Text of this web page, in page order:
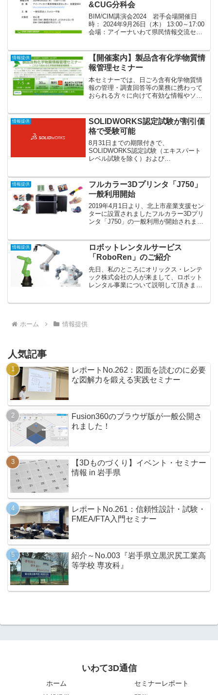
&CUG分科会
BIM/CIM講演会2024 岩手会場開催日
時： 2024年9月26日（木） 13:00～17:00
会場：アイーナいわて県民情報交流セン
があるが、よく...
情報提供
【開催案内】製品含有化学物質情
報管理セミナー
本セミナーでは、日ごろ含有化学物質情
報の管理・調査回答等の業務に携わって
おられる方々に向けて有効な情報やソリ
し、海外の投資家による環境経営への注
目度も高まってきています。...
情報提供
SOLIDWORKS認定試験が割引価
格で受験可能
8月31日までの期限付きで、
SOLIDWORKS認定試験（エキスパート
レベル試験を除く）および
情報提供
フルカラー3Dプリンタ「J750」
一般利用開始
2019年4月1日より、北上市産業支援セン
ターに設置されましたフルカラー3Dプリ
ンタ「J750」の一般利用が開始されまし
の中小企業の付加価値及び生産性の向上
を図ること...
情報提供
ロボットレンタルサービス
「RoboRen」のご紹介
先日、私のところにオリックス・レンテ
ック株式会社の人が来まして、ロボット
レンタル事業について説明して頂きまし
ホーム
情報提供
人気記事
レポートNo.262：図面を読むのに必要
な図解力を鍛える実践セミナー
Fusion360のブラウザ版が一般公開さ
れました！
【3Dものづくり】イベント・セミナー
情報 in 岩手県
レポートNo.261：信頼性設計・試験・
FMEA/FTA入門セミナー
紹介～No.003『岩手県立黒沢尻工業高
等学校 専攻科』
いわて3D通信
ホーム
セミナーレポート